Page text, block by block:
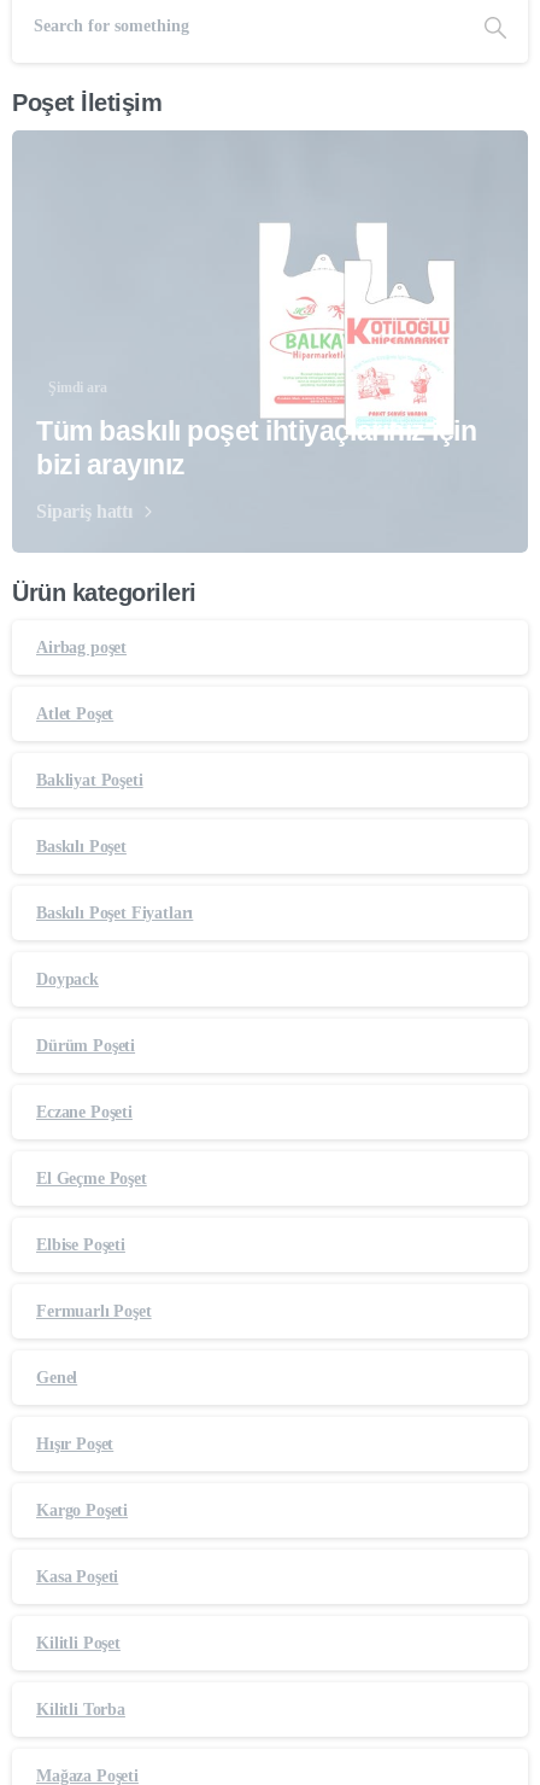
Poşet İletişim
Şimdi ara
Tüm baskılı poşet ihtiyaçlarınız için
bizi arayınız
Sipariş hattı
Ürün kategorileri
Airbag poşet
Atlet Poşet
Bakliyat Poşeti
Baskılı Poşet
Baskılı Poşet Fiyatları
Doypack
Dürüm Poşeti
Eczane Poşeti
El Geçme Poşet
Elbise Poşeti
Fermuarlı Poşet
Genel
Hışır Poşet
Kargo Poşeti
Kasa Poşeti
Kilitli Poşet
Kilitli Torba
Mağaza Poşeti